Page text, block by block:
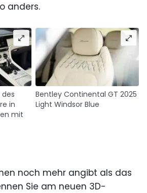
anders.
in
mit
Bentley Continental GT 2025
Light Windsor Blue
noch mehr angibt als das
Sie am neuen 3D-